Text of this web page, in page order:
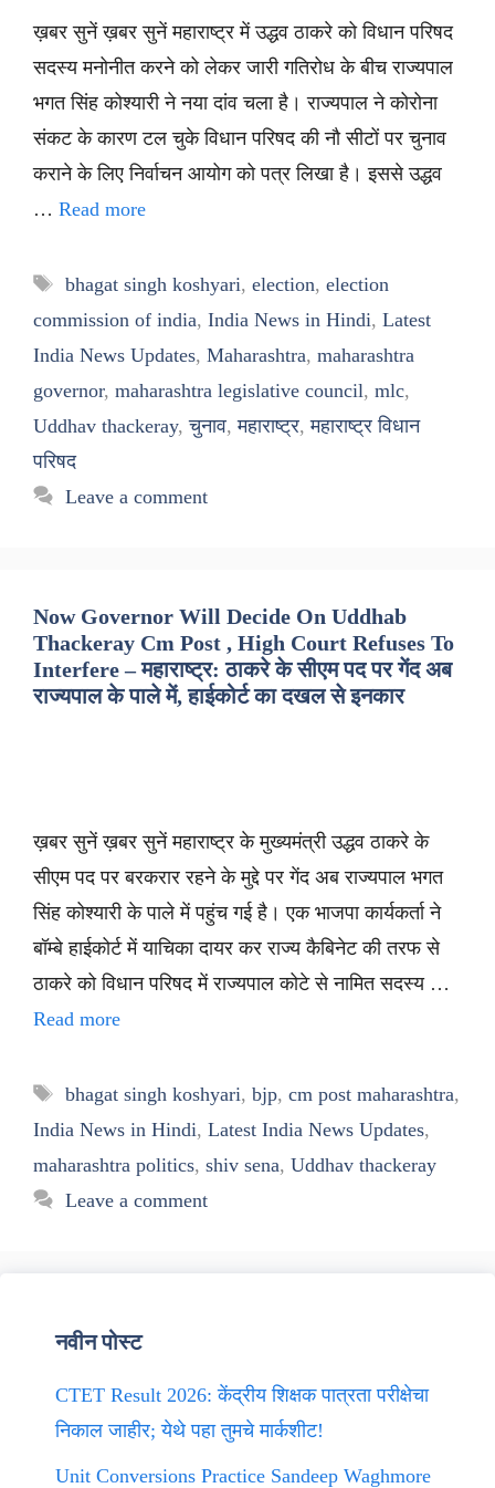
ख़बर सुनें ख़बर सुनें महाराष्ट्र में उद्धव ठाकरे को विधान परिषद
सदस्य मनोनीत करने को लेकर जारी गतिरोध के बीच राज्यपाल
भगत सिंह कोश्यारी ने नया दांव चला है। राज्यपाल ने कोरोना
संकट के कारण टल चुके विधान परिषद की नौ सीटों पर चुनाव
कराने के लिए निर्वाचन आयोग को पत्र लिखा है। इससे उद्धव
… Read more
Tags
bhagat singh koshyari, election, election
commission of india, India News in Hindi, Latest
India News Updates, Maharashtra, maharashtra
governor, maharashtra legislative council, mlc,
Uddhav thackeray,चुनाव,महाराष्ट्र,महाराष्ट्र विधान
परिषद
Leave a comment
Now Governor Will Decide On Uddhab
Thackeray Cm Post , High Court Refuses To
Interfere – महाराष्ट्र: ठाकरे के सीएम पद पर गेंद अब
राज्यपाल के पाले में, हाईकोर्ट का दखल से इनकार
ख़बर सुनें ख़बर सुनें महाराष्ट्र के मुख्यमंत्री उद्धव ठाकरे के
सीएम पद पर बरकरार रहने के मुद्दे पर गेंद अब राज्यपाल भगत
सिंह कोश्यारी के पाले में पहुंच गई है। एक भाजपा कार्यकर्ता ने
बॉम्बे हाईकोर्ट में याचिका दायर कर राज्य कैबिनेट की तरफ से
ठाकरे को विधान परिषद में राज्यपाल कोटे से नामित सदस्य …
Read more
Tags
bhagat singh koshyari, bjp, cm post maharashtra,
India News in Hindi, Latest India News Updates,
maharashtra politics, shiv sena, Uddhav thackeray
Leave a comment
नवीन पोस्ट
CTET Result 2026: केंद्रीय शिक्षक पात्रता परीक्षेचा
निकाल जाहीर; येथे पहा तुमचे मार्कशीट!
Unit Conversions Practice Sandeep Waghmore